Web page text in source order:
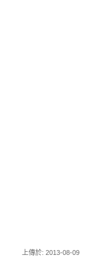
上傳於: 2013-08-09